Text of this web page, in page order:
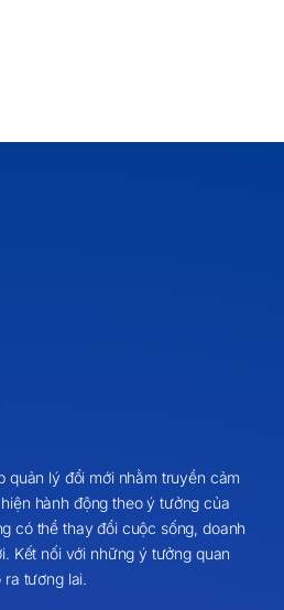
quản lý đổi mới nhằm truyền cảm
hành động theo ý tưởng của
có thể thay đổi cuộc sống, doanh
Kết nối với những ý tưởng quan
tương lai.